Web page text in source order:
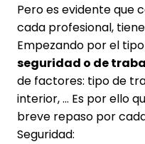
Pero es evidente que
cada profesional,
Empezando por el
seguridad o de
de factores: tipo de
interior, … Es por ello
breve repaso por
Seguridad: